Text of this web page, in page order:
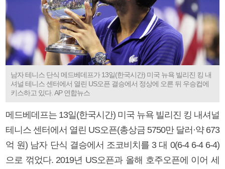
남자 테니스 단식 메드베데프가 13일(한국시간) 미국 뉴욕 빌리진 킹 내
셔널 테니스 센터에서 열린 US오픈 결승에서 정상에 오른 뒤 우승컵에
키스하고 있다. AP 연합뉴스
메드베데프는 13일(한국시간) 미국 뉴욕 빌리진 킹 내셔널
테니스 센터에서 열린 US오픈(총상금 5750만 달러·약 673
억 원) 남자 단식 결승에서 조코비치를 3 대 0(6-4 6-4 6-4)
으로 꺾었다. 2019년 US오픈과 올해 호주오픈에 이어 세